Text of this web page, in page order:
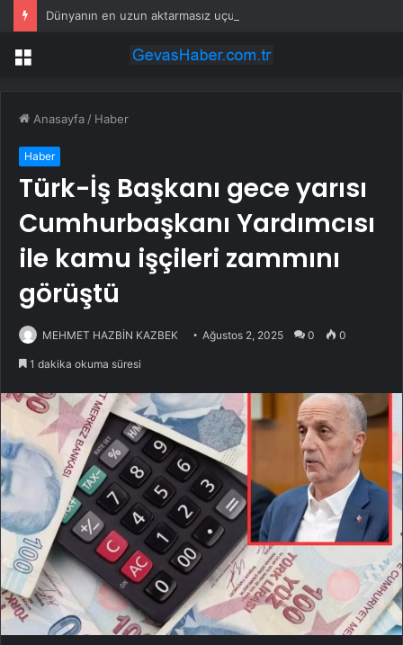
Menü
Anasayfa / Haber
Haber
Türk-İş Başkanı gece yarısı
Cumhurbaşkanı Yardımcısı
ile kamu işçileri zammını
görüştü
MEHMET HAZBİN KAZBEK Ağustos 2, 2025 0 0
1 dakika okuma süresi